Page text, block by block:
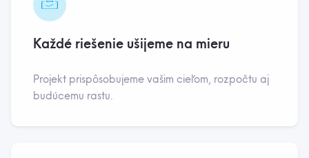
Každé riešenie ušijeme na mieru
Projekt prispôsobujeme vašim cieľom, rozpočtu aj
budúcemu rastu.